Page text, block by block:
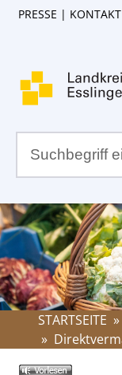
PRESSE KONTAKT
STARTSEITE »
»